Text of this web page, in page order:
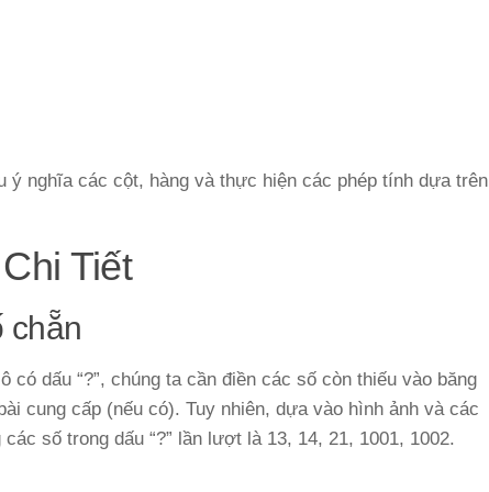
ý nghĩa các cột, hàng và thực hiện các phép tính dựa trên
Tiết
chẵn
dấu “?”, chúng ta cần điền các số còn thiếu vào băng
cung cấp (nếu có). Tuy nhiên, dựa vào hình ảnh và các
số trong dấu “?” lần lượt là 13, 14, 21, 1001, 1002.